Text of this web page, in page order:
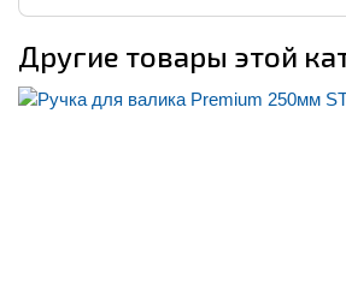
Другие товары этой